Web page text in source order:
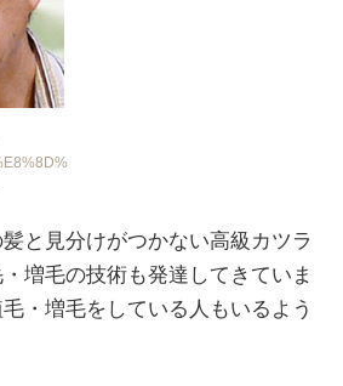
と見分けがつかない高級カツラ
増毛の技術も発達してきていま
・増毛をしている人もいるよう